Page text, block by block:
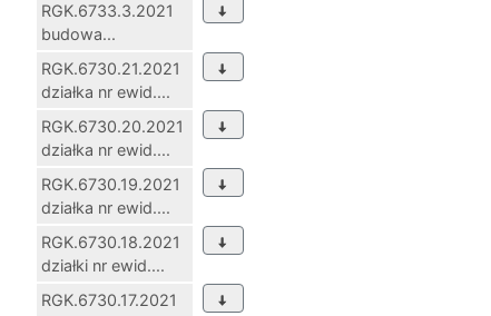
RGK.6733.3.2021
budowa...
RGK.6730.21.2021
działka nr ewid....
RGK.6730.20.2021
działka nr ewid....
RGK.6730.19.2021
działka nr ewid....
RGK.6730.18.2021
działki nr ewid....
RGK.6730.17.2021